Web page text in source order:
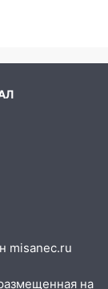
УК
летнюю
и
misanec.ru
на